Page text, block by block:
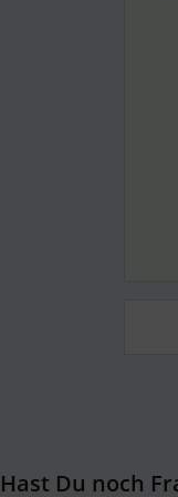
Hast Du noch